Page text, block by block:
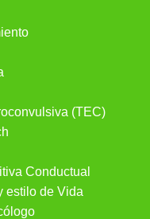
(TEC)
Conductual
estilo de Vida